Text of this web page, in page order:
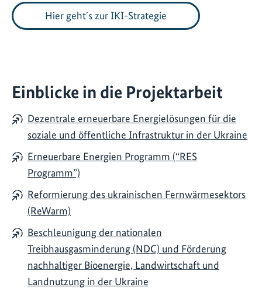
Hier geht´s zur IKI-Strategie
Einblicke in die Projektarbeit
Dezentrale erneuerbare Energielösungen für die
soziale und öffentliche Infrastruktur in der Ukraine
Erneuerbare Energien Programm (“RES
Programm”)
Reformierung des ukrainischen Fernwärmesektors
(ReWarm)
Beschleunigung der nationalen
Treibhausgasminderung (NDC) und Förderung
nachhaltiger Bioenergie, Landwirtschaft und
Landnutzung in der Ukraine